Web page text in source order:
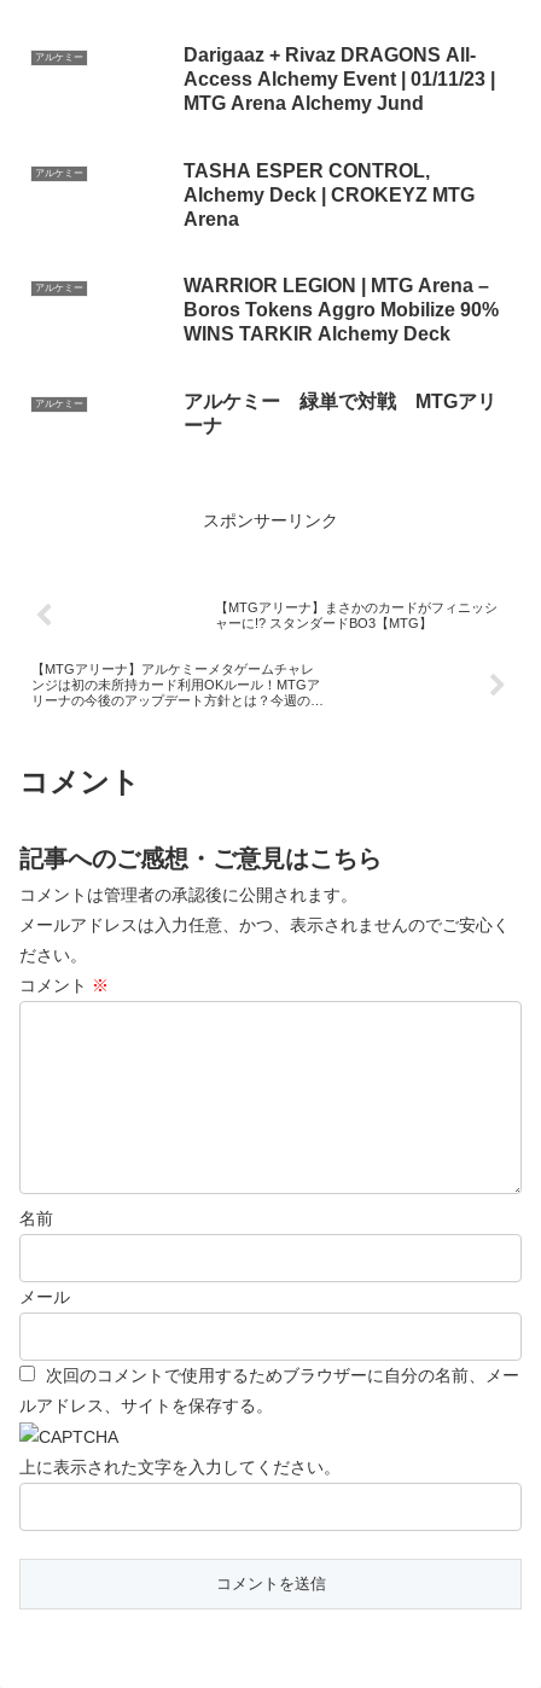
アルケミー
Darigaaz + Rivaz DRAGONS All-
Access Alchemy Event | 01/11/23 |
MTG Arena Alchemy Jund
アルケミー
TASHA ESPER CONTROL,
Alchemy Deck | CROKEYZ MTG
Arena
アルケミー
WARRIOR LEGION | MTG Arena –
Boros Tokens Aggro Mobilize 90%
WINS TARKIR Alchemy Deck
アルケミー
アルケミー 緑単で対戦 MTGアリ
ーナ
スポンサーリンク
【MTGアリーナ】まさかのカードがフィニッシ
ャーに!? スタンダードBO3【MTG】
【MTGアリーナ】アルケミーメタゲームチャレ
ンジは初の未所持カード利用OKルール！MTGア
リーナの今後のアップデート方針とは？今週のイ
コメント
記事へのご感想・ご意見はこちら
コメントは管理者の承認後に公開されます。
メールアドレスは入力任意、かつ、表示されませんのでご安心く
ださい。
コメント ※
名前
メール
次回のコメントで使用するためブラウザーに自分の名前、メー
ルアドレス、サイトを保存する。
上に表示された文字を入力してください。